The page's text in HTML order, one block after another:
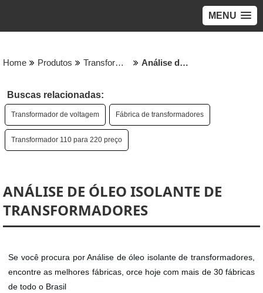
MENU
Home Produtos Transformador - Categoria Análise de óleo isolante de transformadores
Buscas relacionadas:
Transformador de voltagem Fábrica de transformadores
Transformador 110 para 220 preço
ANÁLISE DE ÓLEO ISOLANTE DE
TRANSFORMADORES
Se você procura por Análise de óleo isolante de transformadores,
encontre as melhores fábricas, orce hoje com mais de 30 fábricas
de todo o Brasil